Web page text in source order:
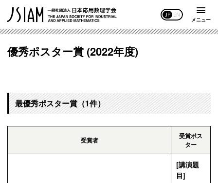
JP EN
メニュー
優秀ポスター賞 (2022年度)
最優秀ポスター賞（1件）
受賞者
受賞ポス
ター
[講演題
目]